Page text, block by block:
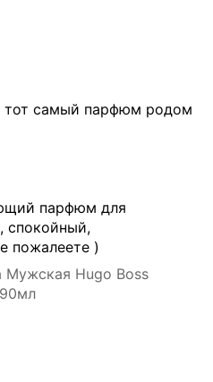
тот самый парфюм родом
парфюм для
спокойный,
пожалеете )
Мужская Hugo Boss